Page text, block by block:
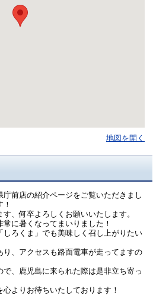
地図を開く
前店の紹介ページをご覧いただきまし
、何卒よろしくお願いいたします。
に暑くなってまいりました！
しろくま」でも美味しく召し上がりたい
り、アクセスも路面電車が走ってますの
、鹿児島に来られた際は是非立ち寄っ
よりお待ちいたしております！